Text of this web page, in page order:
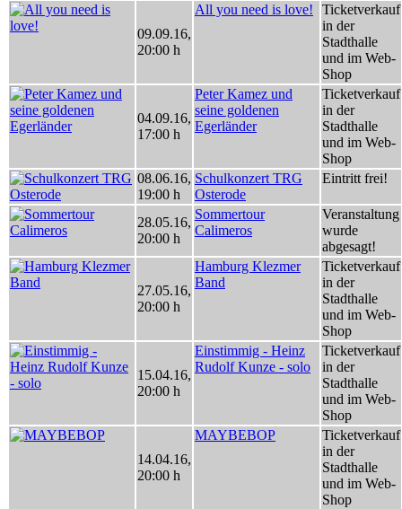
09.09.16,
20:00 h
All you need is love!
Ticketverkauf
in der
Stadthalle
und im Web-
Shop
04.09.16,
17:00 h
Peter Kamez und
seine goldenen
Egerländer
Ticketverkauf
in der
Stadthalle
und im Web-
Shop
08.06.16,
19:00 h
Schulkonzert TRG
Osterode
Eintritt frei!
28.05.16,
20:00 h
Sommertour
Calimeros
Veranstaltung
wurde
abgesagt!
27.05.16,
20:00 h
Hamburg Klezmer
Band
Ticketverkauf
in der
Stadthalle
und im Web-
Shop
15.04.16,
20:00 h
Einstimmig - Heinz
Rudolf Kunze - solo
Ticketverkauf
in der
Stadthalle
und im Web-
Shop
14.04.16,
20:00 h
MAYBEBOP
Ticketverkauf
in der
Stadthalle
und im Web-
Shop